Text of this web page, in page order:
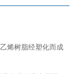
烯树脂经塑化而成